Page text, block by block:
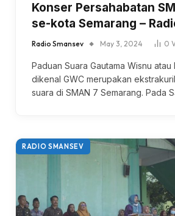
Konser Persahabatan
se-kota Semarang –
Radio Smansev May 3, 2024 0
Paduan Suara Gautama Wisnu
dikenal GWC merupakan
suara di SMAN 7 Semarang. Pada
RADIO SMANSEV